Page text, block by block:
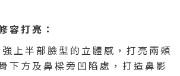
容打亮：
上半部臉型的立體感，打亮兩頰
下方及鼻樑旁凹陷處，打造鼻影